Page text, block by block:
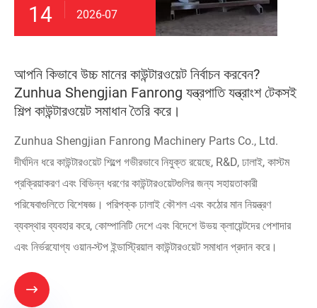
14 2026-07
আপনি কিভাবে উচ্চ মানের কাউন্টারওয়েট নির্বাচন করবেন?
Zunhua Shengjian Fanrong যন্ত্রপাতি যন্ত্রাংশ টেকসই
শিল্প কাউন্টারওয়েট সমাধান তৈরি করে।
Zunhua Shengjian Fanrong Machinery Parts Co., Ltd.
দীর্ঘদিন ধরে কাউন্টারওয়েট শিল্পে গভীরভাবে নিযুক্ত রয়েছে, R&D, ঢালাই, কাস্টম
প্রক্রিয়াকরণ এবং বিভিন্ন ধরণের কাউন্টারওয়েটগুলির জন্য সহায়তাকারী
পরিষেবাগুলিতে বিশেষজ্ঞ। পরিপক্ক ঢালাই কৌশল এবং কঠোর মান নিয়ন্ত্রণ
ব্যবস্থার ব্যবহার করে, কোম্পানিটি দেশে এবং বিদেশে উভয় ক্লায়েন্টদের পেশাদার
এবং নির্ভরযোগ্য ওয়ান-স্টপ ইন্ডাস্ট্রিয়াল কাউন্টারওয়েট সমাধান প্রদান করে।
